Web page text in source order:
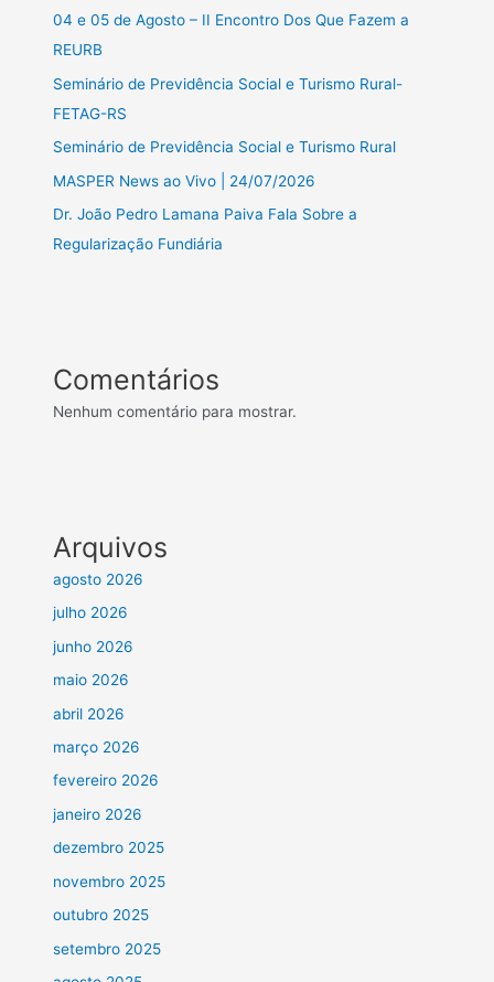
04 e 05 de Agosto – II Encontro Dos Que Fazem a
REURB
Seminário de Previdência Social e Turismo Rural-
FETAG-RS
Seminário de Previdência Social e Turismo Rural
MASPER News ao Vivo | 24/07/2026
Dr. João Pedro Lamana Paiva Fala Sobre a
Regularização Fundiária
Comentários
Nenhum comentário para mostrar.
Arquivos
agosto 2026
julho 2026
junho 2026
maio 2026
abril 2026
março 2026
fevereiro 2026
janeiro 2026
dezembro 2025
novembro 2025
outubro 2025
setembro 2025